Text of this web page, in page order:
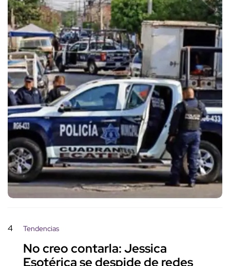
4 Tendencias
No creo contarla: Jessica
intensiva
Karla Espejel